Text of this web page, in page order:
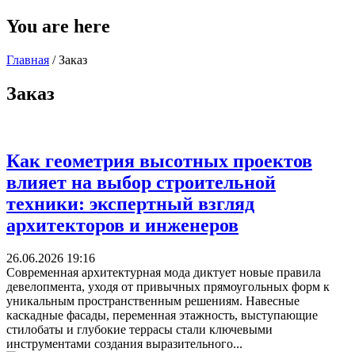
You are here
Главная / Заказ
Заказ
Как геометрия высотных проектов
влияет на выбор строительной
техники: экспертный взгляд
архитекторов и инженеров
26.06.2026 19:16
Современная архитектурная мода диктует новые правила
девелопмента, уходя от привычных прямоугольных форм к
уникальным пространственным решениям. Навесные
каскадные фасады, переменная этажность, выступающие
стилобаты и глубокие террасы стали ключевыми
инструментами создания выразительного...